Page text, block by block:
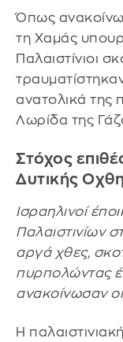
Όπως
τη Χαμάς
Παλαιστίνιοι
ανατολικά της
Λωρίδα της
Στόχος
Δυτικής
Ισραηλινοί
Παλαιστινίων
αργά χθες,
πυρπολώντας
ανακοίνωσαν
Η